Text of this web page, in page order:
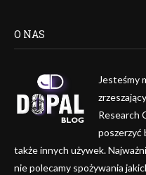
O NAS
Jesteśmy
Research
poszerzyć
także innych używek.
nie polecamy spożywania